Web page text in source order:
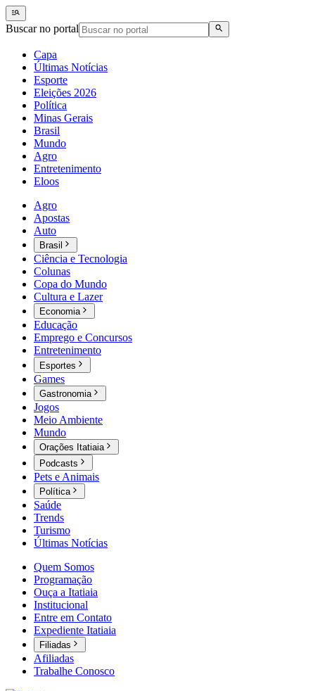
Buscar no portal
Capa
Últimas Notícias
Esporte
Eleições 2026
Política
Minas Gerais
Brasil
Mundo
Agro
Entretenimento
Eloos
Agro
Apostas
Auto
Brasil
Ciência e Tecnologia
Colunas
Copa do Mundo
Cultura e Lazer
Economia
Educação
Emprego e Concursos
Entretenimento
Esportes
Games
Gastronomia
Jogos
Meio Ambiente
Mundo
Orações Itatiaia
Podcasts
Pets e Animais
Política
Saúde
Trends
Turismo
Últimas Notícias
Quem Somos
Programação
Ouça a Itatiaia
Institucional
Entre em Contato
Expediente Itatiaia
Filiadas
Afiliadas
Trabalhe Conosco